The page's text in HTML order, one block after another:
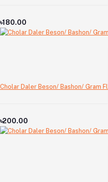
৳180.00
Cholar Daler Beson/ Bashon/ Gram
৳200.00